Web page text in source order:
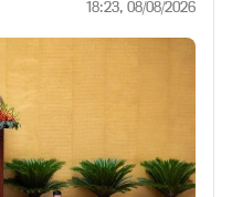
18:23, 08/08/2026